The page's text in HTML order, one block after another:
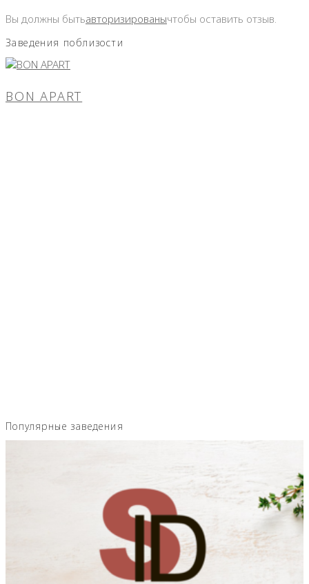
Вы должны бытьавторизированычтобы оставить отзыв.
Заведения поблизости
BON APART
Популярные заведения